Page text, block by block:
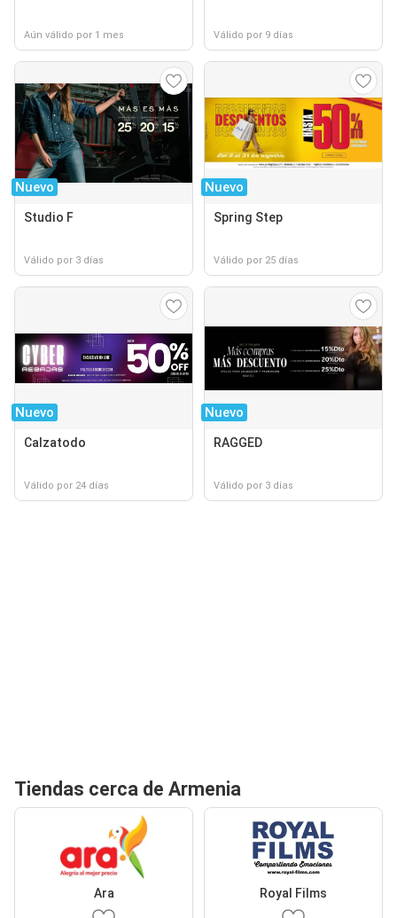
Aún válido por 1 mes Válido por 9 días
Nuevo
Studio F
Válido por 3 días
Nuevo
Spring Step
Válido por 25 días
Nuevo
Calzatodo
Válido por 24 días
Nuevo
RAGGED
Válido por 3 días
Tiendas cerca de Armenia
Ara Royal Films